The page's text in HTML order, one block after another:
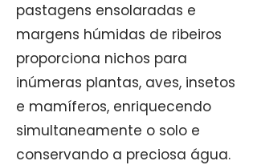
pastagens ensolaradas e
margens húmidas de ribeiros
proporciona nichos para
inúmeras plantas, aves, insetos
e mamíferos, enriquecendo
simultaneamente o solo e
conservando a preciosa água.